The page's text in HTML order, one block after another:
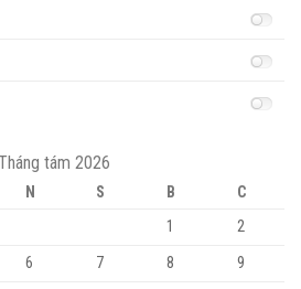
tám 2026
N S B
C
1
2
6 7 8
9